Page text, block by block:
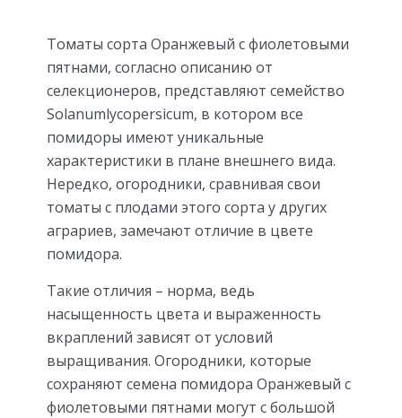
Томаты сорта Оранжевый с фиолетовыми
пятнами, согласно описанию от
селекционеров, представляют семейство
Solanumlycopersicum, в котором все
помидоры имеют уникальные
характеристики в плане внешнего вида.
Нередко, огородники, сравнивая свои
томаты с плодами этого сорта у других
аграриев, замечают отличие в цвете
помидора.
Такие отличия – норма, ведь
насыщенность цвета и выраженность
вкраплений зависят от условий
выращивания. Огородники, которые
сохраняют семена помидора Оранжевый с
фиолетовыми пятнами могут с большой